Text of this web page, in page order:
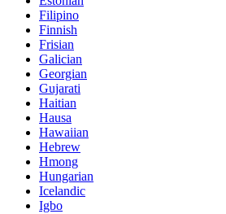
Filipino
Finnish
Frisian
Galician
Georgian
Gujarati
Haitian
Hausa
Hawaiian
Hebrew
Hmong
Hungarian
Icelandic
Igbo